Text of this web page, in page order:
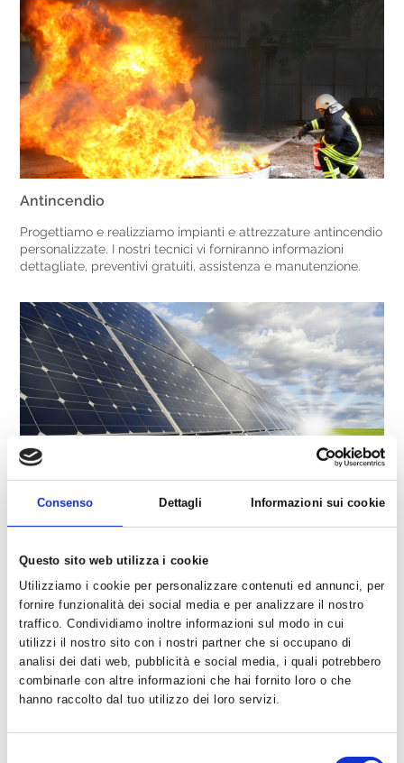
Consenso Dettagli Informazioni sui cookie
Questo sito web utilizza i cookie
Utilizziamo i cookie per personalizzare contenuti ed annunci, per
fornire funzionalità dei social media e per analizzare il nostro
traffico. Condividiamo inoltre informazioni sul modo in cui
utilizzi il nostro sito con i nostri partner che si occupano di
analisi dei dati web, pubblicità e social media, i quali potrebbero
combinarle con altre informazioni che hai fornito loro o che
hanno raccolto dal tuo utilizzo dei loro servizi.
Antincendio
Progettiamo e realizziamo impianti e attrezzature antincendio
personalizzate. I nostri tecnici vi forniranno informazioni
dettagliate, preventivi gratuiti, assistenza e manutenzione.
Risparmio Energetico
impiantistiche, in modo da rispondere alle esigenze di un
privato, di un'industria, di un’azienda per fornire il livello di
confort desiderato.